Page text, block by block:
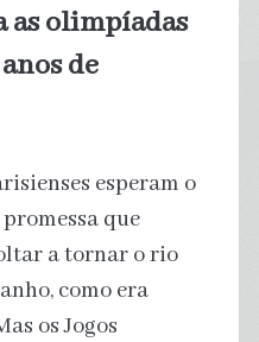
as olimpíadas
de
esperam o
que
a tornar o rio
como era
os Jogos